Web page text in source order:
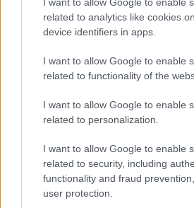
related to analytics like cookies
device identifiers in apps.
I want to allow Google to enable
related to functionality of the
I want to allow Google to enable
related to personalization.
I want to allow Google to enable
related to security, including
functionality and fraud
user protection.
ξακουστή". Ο κόσμος θέλει
Ασφαλώς δεν πρέπει ν'
τραγούδια, ύμνοι,
συνδεθεί με αγώνες των
Λάκης Λαζόπουλος.
Όσο για τον Παύλο Πολάκη,
σχολίασε: «Νομίζει πως
δημοσιογράφους, αλλά τον
βγάζουν έξω από τα ρούχα
αυτόν τον πιάνουν τα